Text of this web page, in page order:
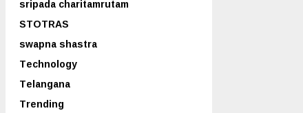
sripada charitamrutam
STOTRAS
swapna shastra
Technology
Telangana
Trending